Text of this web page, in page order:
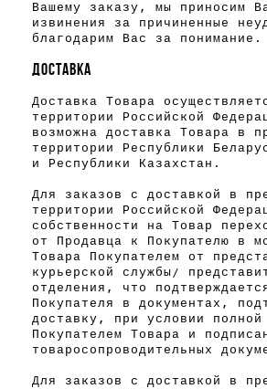
Вашему заказу, мы приносим
извинения за причиненные
благодарим Вас за понимание.
ДОСТАВКА
Доставка Товара
территории Российской
возможна доставка Товара в
территории Республики
и Республики Казахстан.
Для заказов с доставкой в
территории Российской
собственности на Товар
от Продавца к Покупателю в
Товара Покупателем от
курьерской службы/
отделения, что
Покупателя в документах,
доставку, при условии полной
Покупателем Товара и
товаросопроводительных
Для заказов с доставкой в